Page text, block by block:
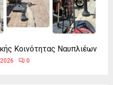
Κοινότητας Ναυπλιέων
0